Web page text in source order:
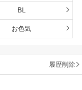
BL
お色気
履歴削除